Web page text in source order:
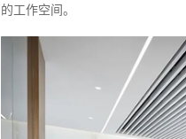
的工作空间。